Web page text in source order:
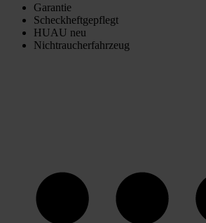
Garantie
Scheckheftgepflegt
HUAU neu
Nichtraucherfahrzeug